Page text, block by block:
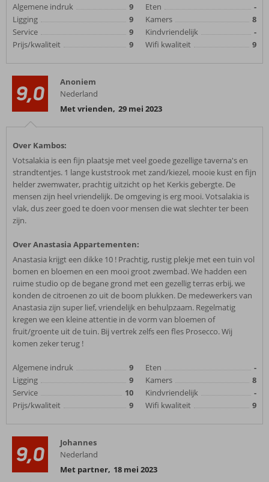
Algemene indruk
9
Ligging
9
Service
9
Prijs/kwaliteit
9
Eten
-
Kamers
8
Kindvriendelijk
-
Wifi kwaliteit
9
9,0
Anoniem
Nederland
Met vrienden, 29 mei 2023
Over Kambos:
Votsalakia is een fijn plaatsje met veel goede gezellige taverna's en
strandtentjes. 1 lange kuststrook met zand/kiezel, mooie kust en fijn
helder zwemwater, prachtig uitzicht op het Kerkis gebergte. De
mensen zijn heel vriendelijk. De omgeving is erg mooi. Votsalakia is
vlak, dus zeer goed te doen voor mensen die wat slechter ter been
zijn.
Over Anastasia Appartementen:
Anastasia krijgt een dikke 10 ! Prachtig, rustig plekje met een tuin vol
bomen en bloemen en een mooi groot zwembad. We hadden een
ruime studio op de begane grond met een gezellig terras erbij, we
konden de citroenen zo uit de boom plukken. De medewerkers van
Anastasia zijn super lief, vriendelijk en behulpzaam. Regelmatig
kregen we een kleine attentie in de vorm van bloemen of
fruit/groente uit de tuin. Bij vertrek zelfs een fles Prosecco. Wij
komen zeker terug !
Algemene indruk
9
Ligging
9
Service
10
Prijs/kwaliteit
9
Eten
-
Kamers
8
Kindvriendelijk
-
Wifi kwaliteit
9
9,0
Johannes
Nederland
Met partner, 18 mei 2023